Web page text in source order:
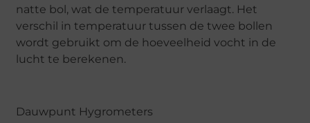
natte bol, wat de temperatuur verlaagt. Het
verschil in temperatuur tussen de twee bollen
wordt gebruikt om de hoeveelheid vocht in de
lucht te berekenen.
Dauwpunt Hygrometers